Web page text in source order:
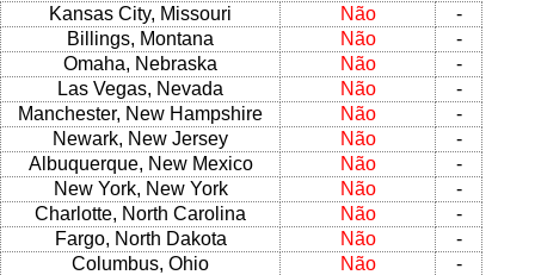
Kansas City, Missouri
Não
-
Billings, Montana
Não
-
Omaha, Nebraska
Não
-
Las Vegas, Nevada
Não
-
Manchester, New Hampshire
Não
-
Newark, New Jersey
Não
-
Albuquerque, New Mexico
Não
-
New York, New York
Não
-
Charlotte, North Carolina
Não
-
Fargo, North Dakota
Não
-
Columbus, Ohio
Não
-